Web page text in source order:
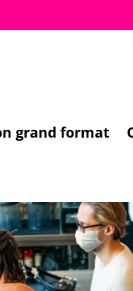
grand format